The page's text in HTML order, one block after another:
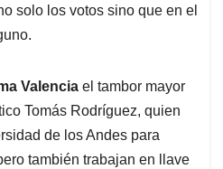
solo los votos sino que en el
Valencia el tambor mayor
Tomás Rodríguez, quien
de los Andes para
también trabajan en llave